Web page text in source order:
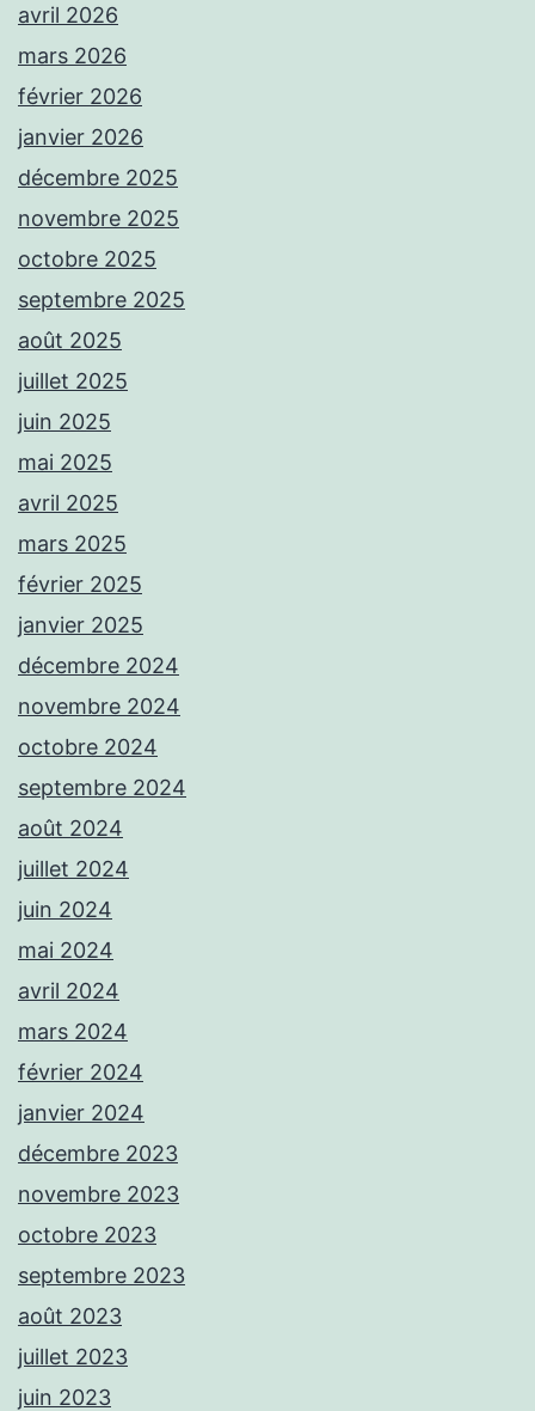
avril 2026
mars 2026
février 2026
janvier 2026
décembre 2025
novembre 2025
octobre 2025
septembre 2025
août 2025
juillet 2025
juin 2025
mai 2025
avril 2025
mars 2025
février 2025
janvier 2025
décembre 2024
novembre 2024
octobre 2024
septembre 2024
août 2024
juillet 2024
juin 2024
mai 2024
avril 2024
mars 2024
février 2024
janvier 2024
décembre 2023
novembre 2023
octobre 2023
septembre 2023
août 2023
juillet 2023
juin 2023